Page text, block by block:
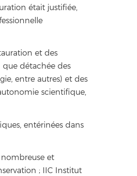
était justifiée,
et des
détachée des
entre autres) et des
scientifique,
entérinées dans
et
; IIC Institut